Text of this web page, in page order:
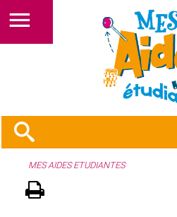
MES AIDES ETUDIANTES